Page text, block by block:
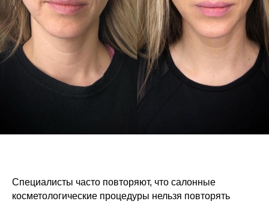
Специалисты часто повторяют, что салонные
косметологические процедуры нельзя повторять